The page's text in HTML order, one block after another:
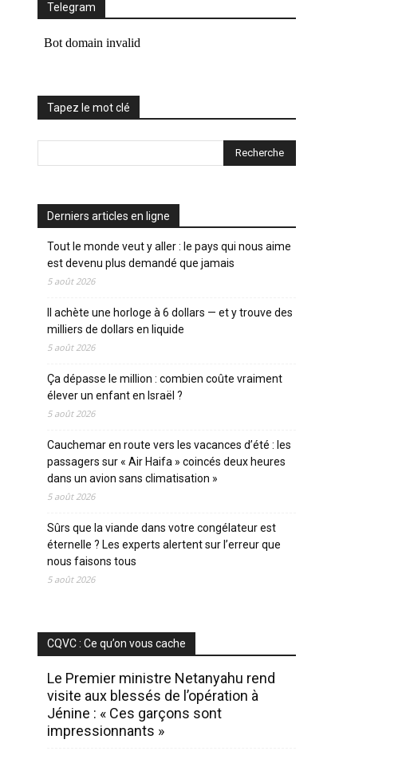
Telegram
Tapez le mot clé
Derniers articles en ligne
Tout le monde veut y aller : le pays qui nous aime
est devenu plus demandé que jamais
5 août 2026
Il achète une horloge à 6 dollars — et y trouve des
milliers de dollars en liquide
5 août 2026
Ça dépasse le million : combien coûte vraiment
élever un enfant en Israël ?
5 août 2026
Cauchemar en route vers les vacances d’été : les
passagers sur « Air Haifa » coincés deux heures
dans un avion sans climatisation »
5 août 2026
Sûrs que la viande dans votre congélateur est
éternelle ? Les experts alertent sur l’erreur que
nous faisons tous
5 août 2026
CQVC : Ce qu’on vous cache
Le Premier ministre Netanyahu rend
visite aux blessés de l’opération à
Jénine : « Ces garçons sont
impressionnants »